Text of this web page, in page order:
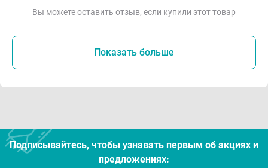
Вы можете оставить отзыв, если купили этот товар
Показать больше
Подписывайтесь, чтобы узнавать первым об акцияx и
предложениях: